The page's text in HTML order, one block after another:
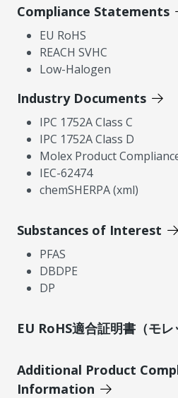
Compliance Statements
EU RoHS
REACH SVHC
Low-Halogen
Industry Documents
IPC 1752A Class C
IPC 1752A Class D
Molex Product
IEC-62474
chemSHERPA (xml)
Substances of Interest
PFAS
DBDPE
DP
EU RoHS適合証明書（モレ
Additional Product
Information